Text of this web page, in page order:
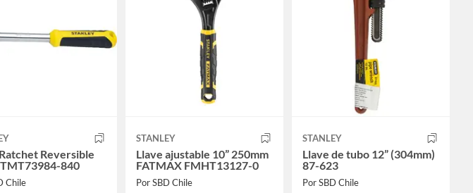
Reversible
840
Chile
STANLEY
Llave ajustable 10” 250mm
FATMAX FMHT13127-0
Por SBD Chile
STANLEY
Llave de tubo 12” (304mm)
87-623
Por SBD Chile